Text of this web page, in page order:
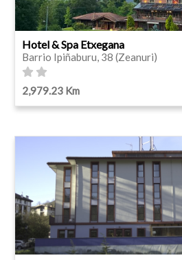
Hotel & Spa Etxegana
Barrio Ipiñaburu, 38 (Zeanuri)
2,979.23 Km